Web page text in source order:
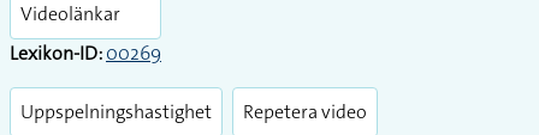
Videolänkar
Lexikon-ID:00269
Uppspelningshastighet Repetera video